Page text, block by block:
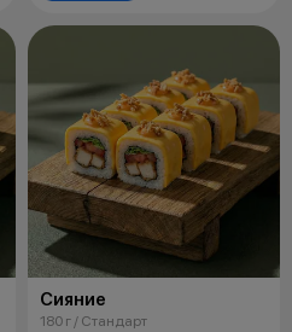
Сияние
180 г / Стандарт